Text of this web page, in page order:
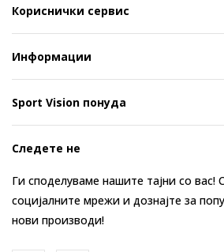
Кориснички сервис
Информации
Sport Vision понуда
Следете не
Ги споделуваме нашите тајни со вас!
социјалните мрежи и дознајте за
нови производи!